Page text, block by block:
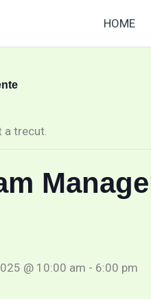
HOME
a trecut.
@ 10:00 am - 6:00 pm